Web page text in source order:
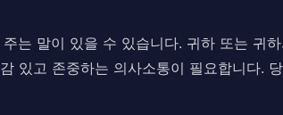
는 말이 있을 수 있습니다. 귀하 또는 귀
있고 존중하는 의사소통이 필요합니다.